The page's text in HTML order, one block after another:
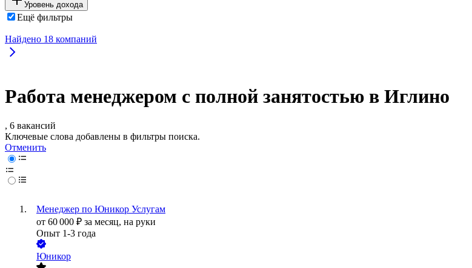
Уровень дохода
Ещё фильтры
Найдено 18 компаний
Работа менеджером с полной занятостью в Иглино
, 6 вакансий
Ключевые слова добавлены в фильтры поиска.
Отменить
Менеджер по Юникор Услугам
от 60 000 ₽ за месяц, на руки
Опыт 1-3 года
Юникор